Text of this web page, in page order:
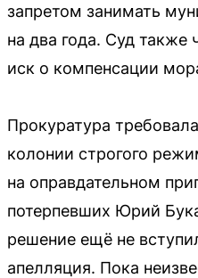
запретом занимать
на два года. Суд также
иск о компенсации
Прокуратура
колонии строгого
на оправдательном
потерпевших Юрий
решение ещё не
апелляция. Пока